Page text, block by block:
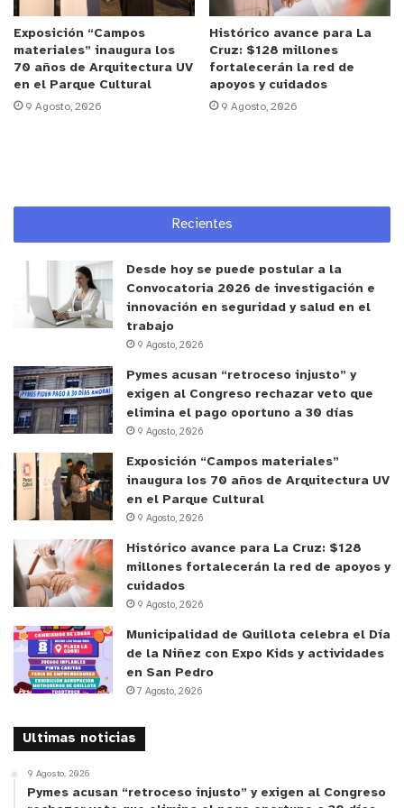
las 10:30 de la mañana, Enrique tuvo dos
entrevistas con los medios de comunicación,
después de almuerzo estuvo presente en el gran
recibimiento de la municipalidad. El joven
medallista de 22 años, llegó a su casa ubicada en
Enrique está cursando el quinto año de Estudios
la Universidad de Chile. A sus 18 años, tuvo que
mudarse de Osorno a la Región Metropolitana por
motivos universitarios y de entrenamiento
– ¿Cómo surgió tu gusto por el karate, por tu
disciplina? Y más que nada ¿Quien te abrió las
puertas o fuiste tú el que incursionó solo en ese
mundo?
– Yo comencé de chico, a los 6 años, y antes había
probado hartos deportes. Había probado natación,
fútbol, basquetbol que aquí es fuerte en Osorno
pero tampoco era como un chico muy habilidoso y
por equis motivos al karate y a mi corta edad de 6
años dije ya, esto es lo que me gusta. Ahí quedé y
después de tantos entrenamientos y esfuerzo vi que
Supongo que tuviste que sacrificar muchas cosas,
Exposición “Campos
materiales” inaugura los
70 años de Arquitectura UV
en el Parque Cultural
9 Agosto, 2026
Histórico avance para La
Cruz: $128 millones
fortalecerán la red de
apoyos y cuidados
9 Agosto, 2026
Recientes
Desde hoy se puede postular a la
Convocatoria 2026 de investigación e
innovación en seguridad y salud en el
trabajo
9 Agosto, 2026
Pymes acusan “retroceso injusto” y
exigen al Congreso rechazar veto que
elimina el pago oportuno a 30 días
9 Agosto, 2026
Exposición “Campos materiales”
inaugura los 70 años de Arquitectura UV
en el Parque Cultural
9 Agosto, 2026
Histórico avance para La Cruz: $128
millones fortalecerán la red de apoyos y
cuidados
9 Agosto, 2026
Municipalidad de Quillota celebra el Día
de la Niñez con Expo Kids y actividades
en San Pedro
7 Agosto, 2026
Ultimas noticias
9 Agosto, 2026
Pymes acusan “retroceso injusto” y exigen al Congreso